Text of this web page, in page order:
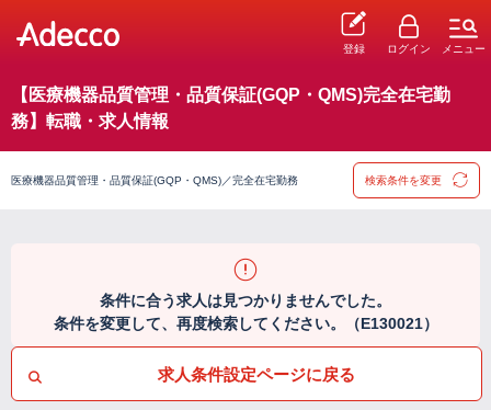
登録 ログイン メニュー
【医療機器品質管理・品質保証(GQP・QMS)完全在宅勤
務】転職・求人情報
医療機器品質管理・品質保証(GQP・QMS)／完全在宅勤務 検索条件を変更
条件に合う求人は見つかりませんでした。
条件を変更して、再度検索してください。（E130021）
求人条件設定ページに戻る